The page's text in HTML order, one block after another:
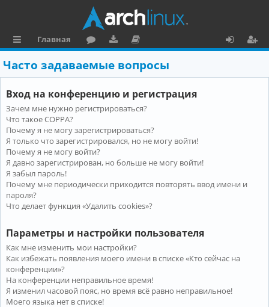
ы
л
к
и
Главная
ру
м
ру
зк
и
ку
м
е
н
та
ц
и
я
о
и
Часто задаваемые вопросы
Вход на конференцию и регистрация
Зачем мне нужно регистрироваться?
Что такое COPPA?
Почему я не могу зарегистрироваться?
Я только что зарегистрировался, но не могу войти!
Почему я не могу войти?
Я давно зарегистрирован, но больше не могу войти!
Я забыл пароль!
Почему мне периодически приходится повторять ввод имени и
пароля?
Что делает функция «Удалить cookies»?
Параметры и настройки пользователя
Как мне изменить мои настройки?
Как избежать появления моего имени в списке «Кто сейчас на
конференции»?
На конференции неправильное время!
Я изменил часовой пояс, но время всё равно неправильное!
Моего языка нет в списке!